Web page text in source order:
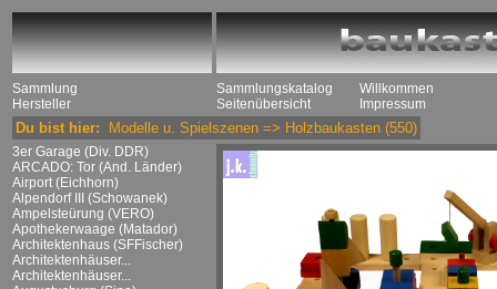
Sammlung
Hersteller
Sammlungskatalog
Seitenübersicht
Willkommen
Impressum
Du bist hier: Modelle u. Spielszenen => Holzbaukasten (550)
3er Garage (Div. DDR)
ARCADO: Tor (And. Länder)
Airport (Eichhorn)
Alpendorf III (Schowanek)
Ampelsteürung (VERO)
Apothekerwaage (Matador)
Architektenhaus (SFFischer)
Architektenhäuser...
Architektenhäuser...